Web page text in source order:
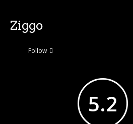
Ziggo
Follow
5.2